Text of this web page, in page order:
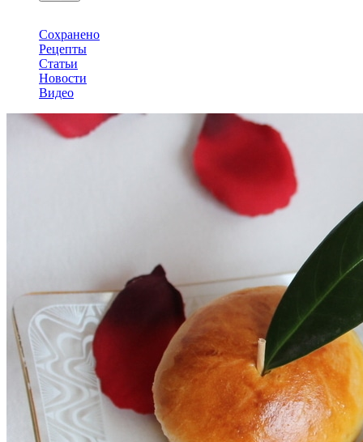
Сохранено
Рецепты
Статьи
Новости
Видео